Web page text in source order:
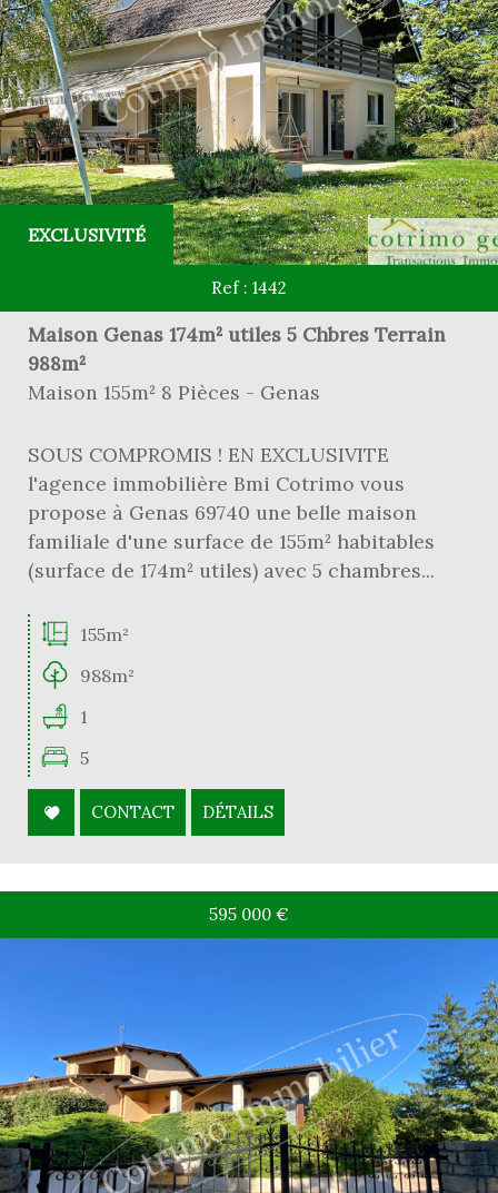
EXCLUSIVITÉ
Ref : 1442
Maison Genas 174m² utiles 5 Chbres Terrain
988m²
Maison 155m² 8 Pièces - Genas
SOUS COMPROMIS ! EN EXCLUSIVITE
l'agence immobilière Bmi Cotrimo vous
propose à Genas 69740 une belle maison
familiale d'une surface de 155m² habitables
(surface de 174m² utiles) avec 5 chambres...
155m²
988m²
1
5
CONTACT DÉTAILS
595 000 €